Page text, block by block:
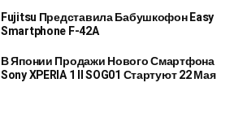
Fujitsu Представила Бабушкофон Easy
Smartphone F-42A
В Японии Продажи Нового Смартфона
Sony XPERIA 1 II SOG01 Стартуют 22 Мая